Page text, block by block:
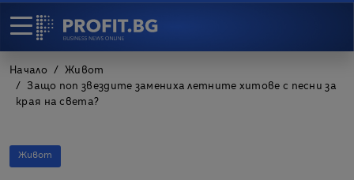
Начало
Живот
Защо поп звездите замениха летните хитове с песни за
края на света?
Живот